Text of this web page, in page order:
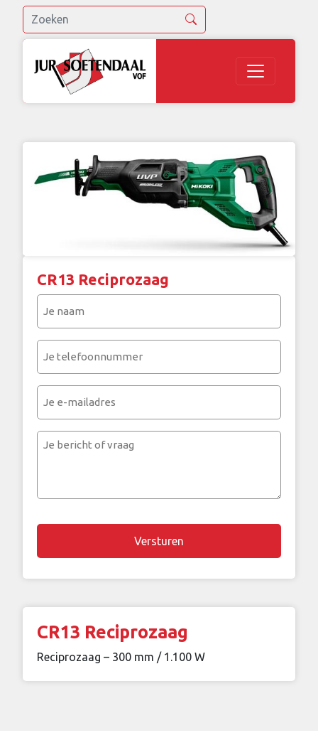
CR13 Reciprozaag
(Vereist)
(Vereist)
mailadres
Je
Chapta
CR13 Reciprozaag
Reciprozaag – 300 mm / 1.100 W